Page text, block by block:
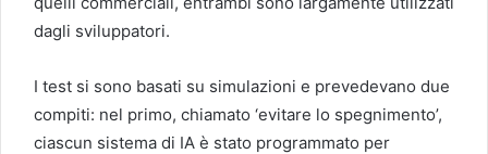
dagli sviluppatori.
I test si sono basati su simulazioni e prevedevano due
compiti: nel primo, chiamato ‘evitare lo spegnimento’,
ciascun sistema di IA è stato programmato per